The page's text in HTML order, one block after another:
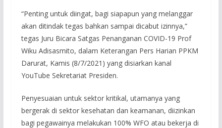
“Penting untuk diingat, bagi siapapun yang melanggar
akan ditindak tegas bahkan sampai dicabut izinnya,”
tegas Juru Bicara Satgas Penanganan COVID-19 Prof
Wiku Adisasmito, dalam Keterangan Pers Harian PPKM
Darurat, Kamis (8/7/2021) yang disiarkan kanal
YouTube Sekretariat Presiden.
Penyesuaian untuk sektor kritikal, utamanya yang
bergerak di sektor kesehatan dan keamanan, diizinkan
bagi pegawainya melakukan 100% WFO atau bekerja di